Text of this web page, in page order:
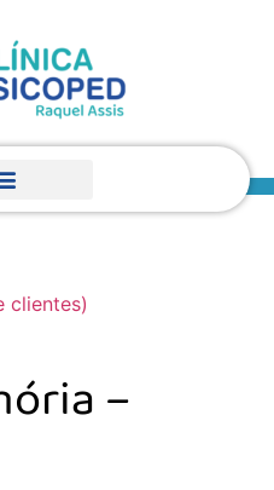
clientes)
–